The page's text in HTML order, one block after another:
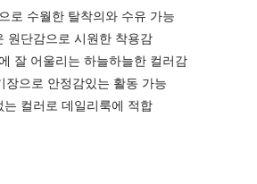
로 수월한 탈착의와 수유 가능
원단감으로 시원한 착용감
잘 어울리는 하늘하늘한 컬러감
장으로 안정감있는 활동 가능
는 컬러로 데일리룩에 적합